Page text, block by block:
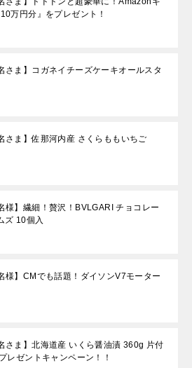
万円分』をプレゼント！
さま】コガネイチーズケーキオールスタ
さま】佐那河内産 さくらももいちご
様】繊細！贅沢！BVLGARI チョコレー
ズ 10個入
様】CMでも話題！ダイソンV7モーター
さま】北海道産 いくら醤油漬 360g 片付
レゼントキャンペーン！！